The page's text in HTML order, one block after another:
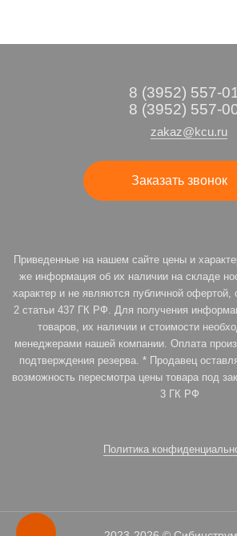
8 (3952) 557-
8 (3952) 557-
zakaz@kcu.ru
Заказать звонок
Приведенные на нашем сайте цены и
же информация об их наличии на складе
характер и не являются публичной офертой,
2 статьи 437 ГК РФ. Для получения
товаров, их наличии и стоимости
менеджерами нашей компании. Оплата
подтверждения резерва. * Продавец
возможность пересмотра цены товара под
3 ГК РФ
Политика